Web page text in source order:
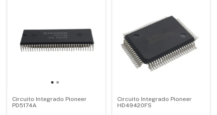
Circuito Integrado Pioneer
PD5174A
Circuito Integrado Pioneer
HD49420FS